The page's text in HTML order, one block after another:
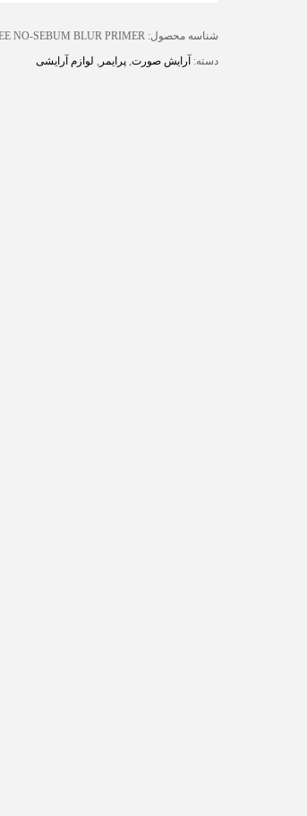
شناسه محصول: NO-SEBUM BLUR PRIMER
دسته: آرایش صورت, پرایمر , لوازم آرایشی